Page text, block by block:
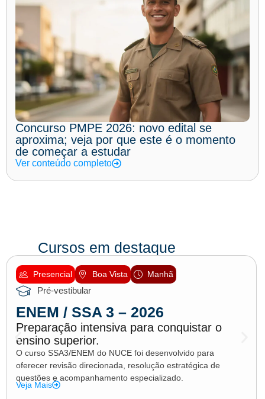
Concurso PMPE 2026: novo edital se
aproxima; veja por que este é o momento
de começar a estudar
Ver conteúdo completo
Cursos em destaque
Presencial Boa Vista Manhã
Pré-vestibular
ENEM / SSA 3 – 2026
Preparação intensiva para conquistar o
ensino superior.
O curso SSA3/ENEM do NUCE foi desenvolvido para
oferecer revisão direcionada, resolução estratégica de
questões e acompanhamento especializado.
Veja Mais